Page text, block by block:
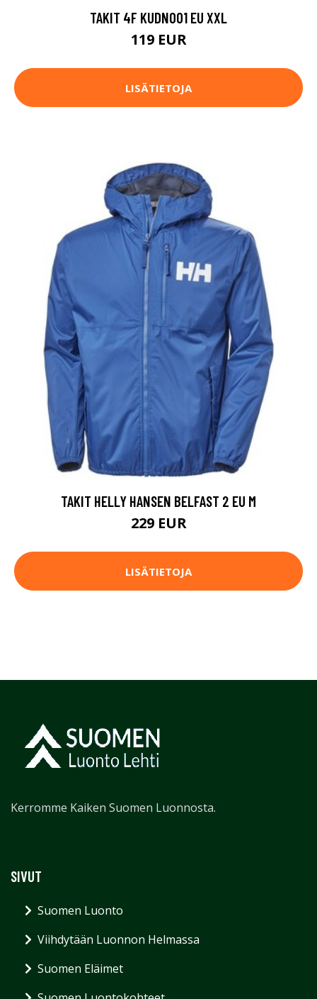
TAKIT 4F KUDN001 EU XXL
119 EUR
LISÄTIETOJA
TAKIT HELLY HANSEN BELFAST 2 EU M
229 EUR
LISÄTIETOJA
Kerromme Kaiken Suomen Luonnosta.
SIVUT
Suomen Luonto
Viihdytään Luonnon Helmassa
Suomen Eläimet